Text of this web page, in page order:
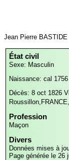
Jean Pierre BASTIDE
État civil
Sexe: Masculin
Naissance: cal 1756
Décès: 8 oct 1826
Roussillon,FRANCE,
Profession
Maçon
Divers
Données mises à
Page générée le 26